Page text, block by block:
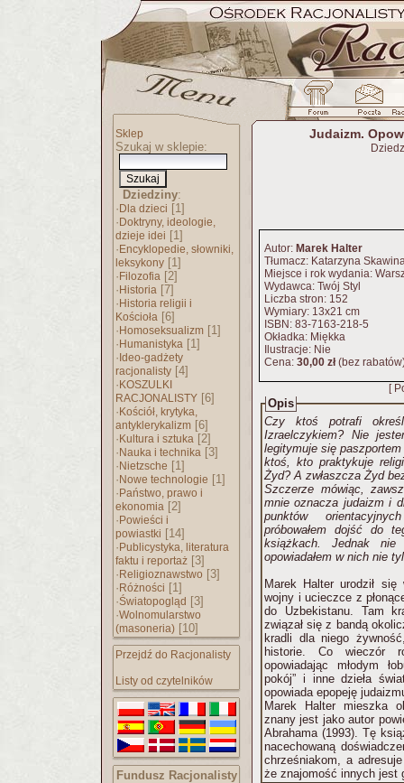
Sklep
Szukaj w sklepie:
Dziedziny:
· Dla dzieci [1]
· Doktryny, ideologie,
dzieje idei [1]
· Encyklopedie, słowniki,
leksykony [1]
· Filozofia [2]
· Historia [7]
· Historia religii i
Kościoła [6]
· Homoseksualizm [1]
· Humanistyka [1]
· Ideo-gadżety
racjonalisty [4]
· KOSZULKI
RACJONALISTY [6]
· Kościół, krytyka,
antyklerykalizm [6]
· Kultura i sztuka [2]
· Nauka i technika [3]
· Nietzsche [1]
· Nowe technologie [1]
· Państwo, prawo i
ekonomia [2]
· Powieści i
powiastki [14]
· Publicystyka, literatura
faktu i reportaż [3]
· Religioznawstwo [3]
· Różności [1]
·Światopogląd [3]
·Wolnomularstwo
(masoneria) [10]
Przejdź do Racjonalisty
Listy od czytelników
Fundusz Racjonalisty
Judaizm.
Autor: Marek Halter
Tłumacz: Katarzyna
Miejsce i rok wydania:
Wydawca: Twój Styl
Liczba stron: 152
Wymiary: 13x21 cm
ISBN: 83-7163-218-5
Okładka: Miękka
Ilustracje: Nie
Cena: 30,00 zł(bez
[
Opis
Czy ktoś potrafi
Izraelczykiem? Nie
legitymuje się
ktoś, kto praktykuje
Żyd? A zwłaszcza Żyd
Szczerze mówiąc,
mnie oznacza judaizm i
punktów
próbowałem dojść do
książkach. Jednak
opowiadałem w nich nie
Marek Halter urodził
wojny i ucieczce z
do Uzbekistanu. Tam
związał się z bandą
kradli dla niego
historie. Co wieczór
opowiadając młodym
pokój” i inne dzieła
opowiada epopeję
Marek Halter mieszka
znany jest jako autor
Abrahama (1993). Tę
nacechowaną
chrześniakom, a
że znajomość innych jest